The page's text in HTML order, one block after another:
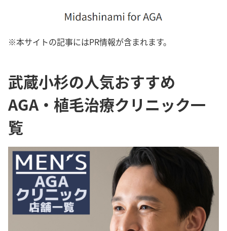
※本サイトの記事にはPR情報が含まれます。
武蔵小杉の人気おすすめ
AGA・植毛治療クリニック一
覧